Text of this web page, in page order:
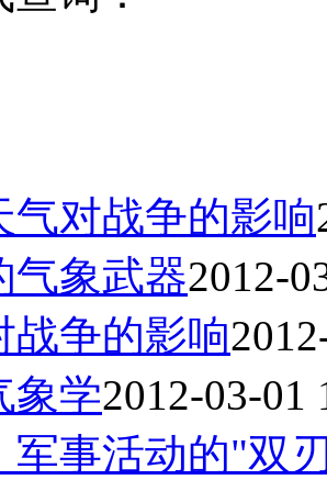
气对战争的影响
气象武器2012-
战争的影响
象学2012-03-01
军事活动的"双